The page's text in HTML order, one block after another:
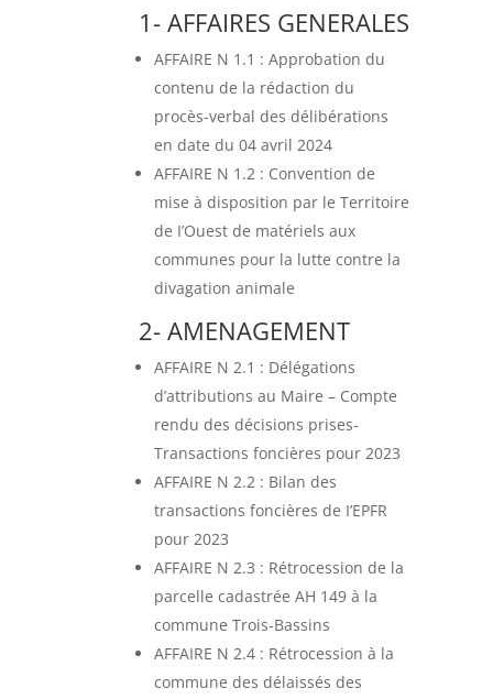
1- AFFAIRES GENERALES
AFFAIRE N 1.1 : Approbation du
contenu de la rédaction du
procès-verbal des délibérations
en date du 04 avril 2024
AFFAIRE N 1.2 : Convention de
mise à disposition par le Territoire
de I’Ouest de matériels aux
communes pour la lutte contre la
divagation animale
2- AMENAGEMENT
AFFAIRE N 2.1 : Délégations
d’attributions au Maire – Compte
rendu des décisions prises-
Transactions foncières pour 2023
AFFAIRE N 2.2 : Bilan des
transactions foncières de I’EPFR
pour 2023
AFFAIRE N 2.3 : Rétrocession de la
parcelle cadastrée AH 149 à la
commune Trois-Bassins
AFFAIRE N 2.4 : Rétrocession à la
commune des délaissés des